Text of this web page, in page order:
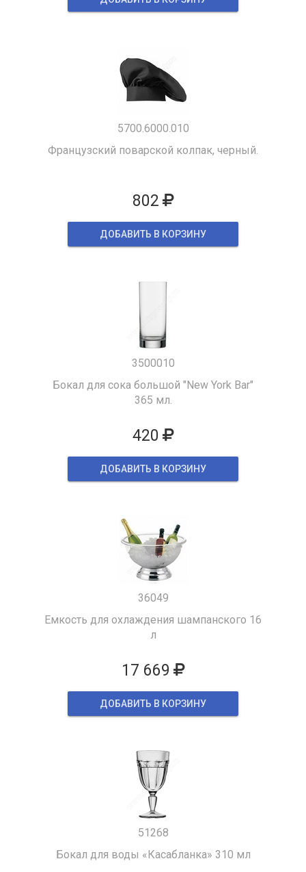
5700.6000.010
Французский поварской колпак, черный.
802
ДОБАВИТЬ В КОРЗИНУ
3500010
Бокал для сока большой "New York Bar"
365 мл.
420
ДОБАВИТЬ В КОРЗИНУ
36049
Емкость для охлаждения шампанского 16
л
17 669
ДОБАВИТЬ В КОРЗИНУ
51268
Бокал для воды «Касабланка» 310 мл